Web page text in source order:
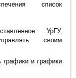
список
УрГУ,
своим
графики и графики